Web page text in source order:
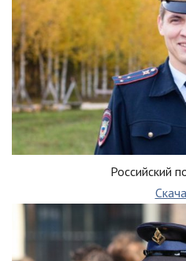
Российский